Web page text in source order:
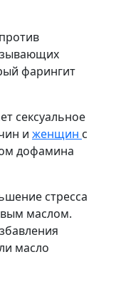
фарингит
сексуальное
и женщин с
дофамина
стресса
маслом.
масло